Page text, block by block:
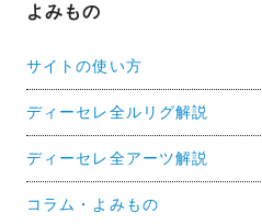
よみもの
サイトの使い方
ディーセレ全ルリグ解説
ディーセレ全アーツ解説
コラム・よみもの